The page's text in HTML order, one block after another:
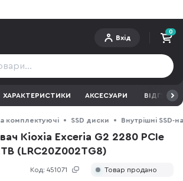
Вхід
0
ХАРАКТЕРИСТИКИ АКСЕСУАРИ ВІДГУКИ
комплектуючі SSD диски Внутрішні SSD-
Kioxia Exceria G2 2280 PCIe
(LRC20Z002TG8)
Код: 451071 Товар продано